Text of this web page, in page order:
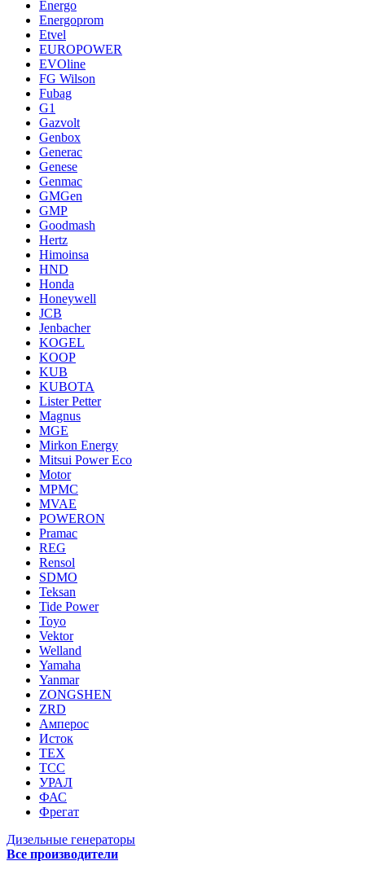
Energo
Energoprom
Etvel
EUROPOWER
EVOline
FG Wilson
Fubag
G1
Gazvolt
Genbox
Generac
Genese
Genmac
GMGen
GMP
Goodmash
Hertz
Himoinsa
HND
Honda
Honeywell
JCB
Jenbacher
KOGEL
KOOP
KUB
KUBOTA
Lister Petter
Magnus
MGE
Mirkon Energy
Mitsui Power Eco
Motor
MPMC
MVAE
POWERON
Pramac
REG
Rensol
SDMO
Teksan
Tide Power
Toyo
Vektor
Welland
Yamaha
Yanmar
ZONGSHEN
ZRD
Амперос
Исток
ТЕХ
ТСС
УРАЛ
ФАС
Фрегат
Дизельные генераторы
Все производители